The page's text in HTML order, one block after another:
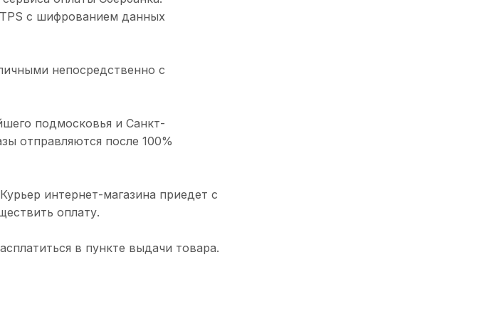
с шифрованием данных
непосредственно с
подмосковья и Санкт-
отправляются после 100%
интернет-магазина приедет с
оплату.
в пункте выдачи товара.